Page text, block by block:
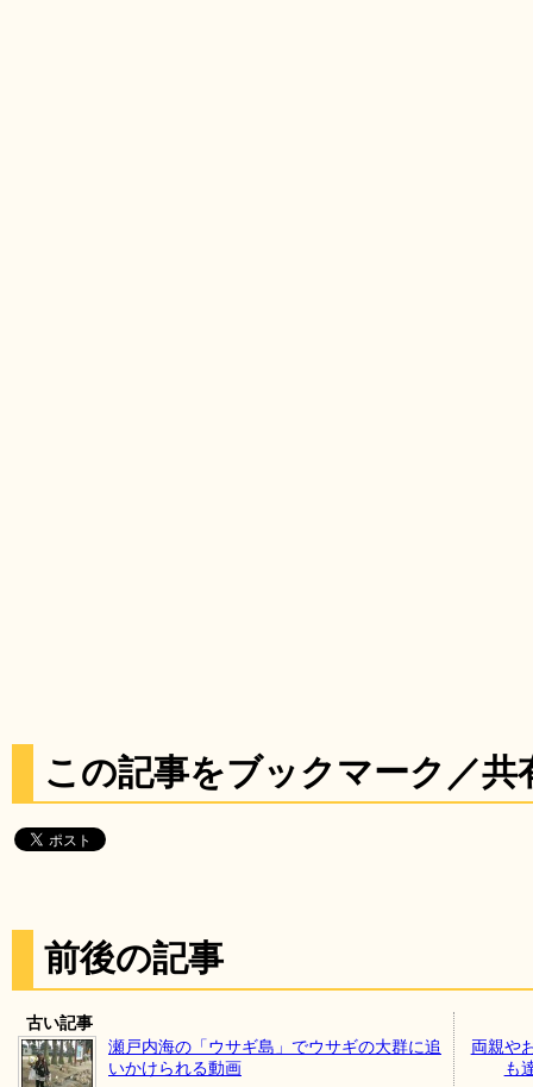
この記事をブックマーク／共
前後の記事
古い記事
瀬戸内海の「ウサギ島」でウサギの大群に追
いかけられる動画
両親や
も